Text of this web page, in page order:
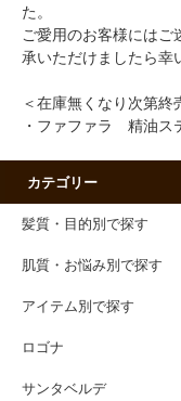
た。
ご愛用のお客様にはご
承いただけましたら幸
＜在庫無くなり次第終
・ファファラ 精油ス
カテゴリー
髪質・目的別で探す
肌質・お悩み別で探す
アイテム別で探す
ロゴナ
サンタベルデ